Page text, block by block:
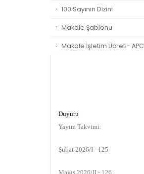
100 Sayının Dizini
Makale Şablonu
Makale İşletim Ücreti- APC
Yayım Takvimi: